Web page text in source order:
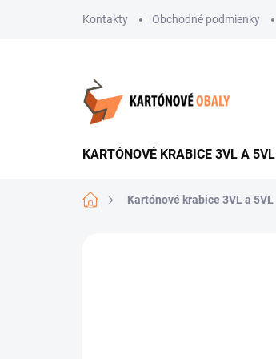
Kontakty Obchodné podmienky
KARTÓNOVÉ KRABICE 3VL A 5VL
DomovKartónové krabice 3VL a 5VL